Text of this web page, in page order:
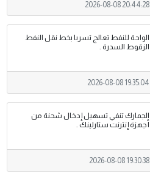
2026-08-08 20:44:28
الواحة للنفط تعالج تسربا بخط نقل النفط
الزقوط السدرة .
2026-08-08 19:35:04
الجمارك تنفي تسهيل إدخال شحنة من
أجهزة إنترنت ستارلينك .
2026-08-08 19:30:38